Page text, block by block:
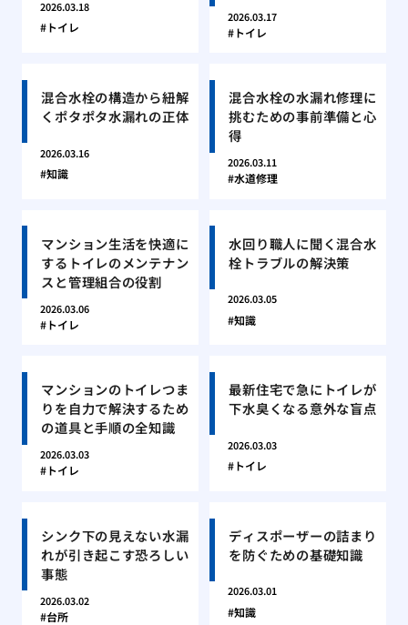
2026.03.18
トイレ
2026.03.17
トイレ
混合水栓の構造から紐解
くポタポタ水漏れの正体
2026.03.16
知識
混合水栓の水漏れ修理に
挑むための事前準備と心
得
2026.03.11
水道修理
マンション生活を快適に
するトイレのメンテナン
スと管理組合の役割
2026.03.06
トイレ
水回り職人に聞く混合水
栓トラブルの解決策
2026.03.05
知識
マンションのトイレつま
りを自力で解決するため
の道具と手順の全知識
2026.03.03
トイレ
最新住宅で急にトイレが
下水臭くなる意外な盲点
2026.03.03
トイレ
シンク下の見えない水漏
れが引き起こす恐ろしい
事態
2026.03.02
台所
ディスポーザーの詰まり
を防ぐための基礎知識
2026.03.01
知識